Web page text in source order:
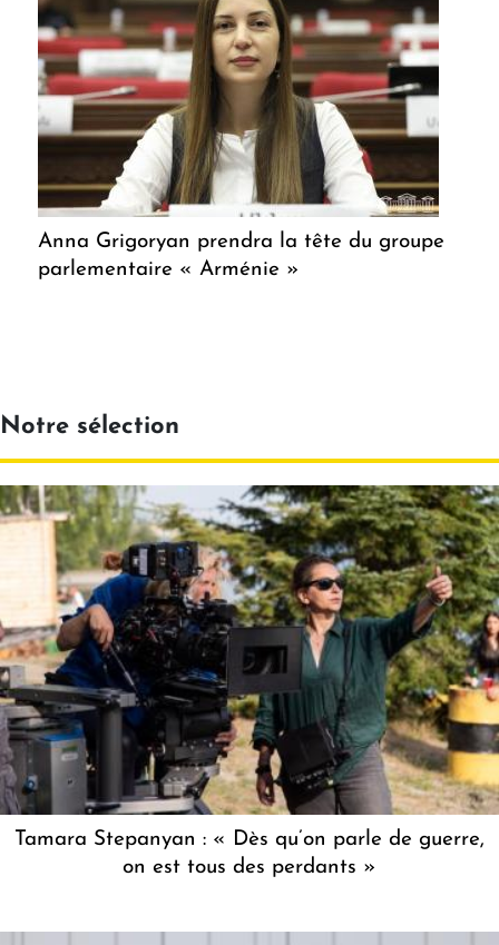
Anna Grigoryan prendra la tête du groupe
parlementaire « Arménie »
Notre sélection
Tamara Stepanyan : « Dès qu’on parle de guerre,
on est tous des perdants »